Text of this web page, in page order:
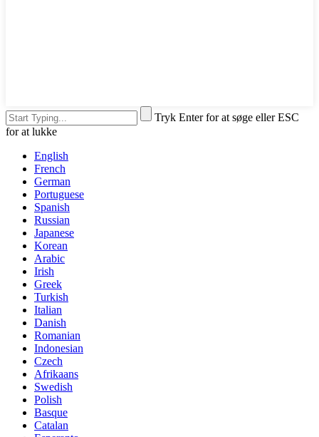
Tryk Enter for at søge eller ESC
for at lukke
English
French
German
Portuguese
Spanish
Russian
Japanese
Korean
Arabic
Irish
Greek
Turkish
Italian
Danish
Romanian
Indonesian
Czech
Afrikaans
Swedish
Polish
Basque
Catalan